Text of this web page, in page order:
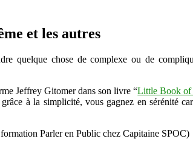
et les autres
quelque chose de complexe ou de
Jeffrey Gitomer dans son livre “Little Book of
à la simplicité, vous gagnez en sérénité
Parler en Public chez Capitaine SPOC)